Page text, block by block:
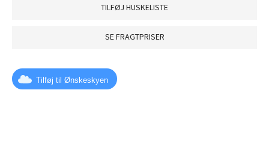
TILFØJ HUSKELISTE
SE FRAGTPRISER
Tilføj til Ønskeskyen